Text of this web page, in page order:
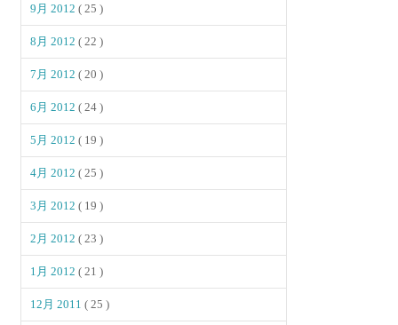
9月 2012( 25 )
8月 2012( 22 )
7月 2012( 20 )
6月 2012( 24 )
5月 2012( 19 )
4月 2012( 25 )
3月 2012( 19 )
2月 2012( 23 )
1月 2012( 21 )
12月 2011( 25 )